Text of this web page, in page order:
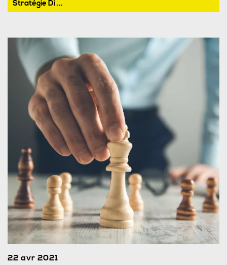
Stratégie Di ...
22 avr 2021